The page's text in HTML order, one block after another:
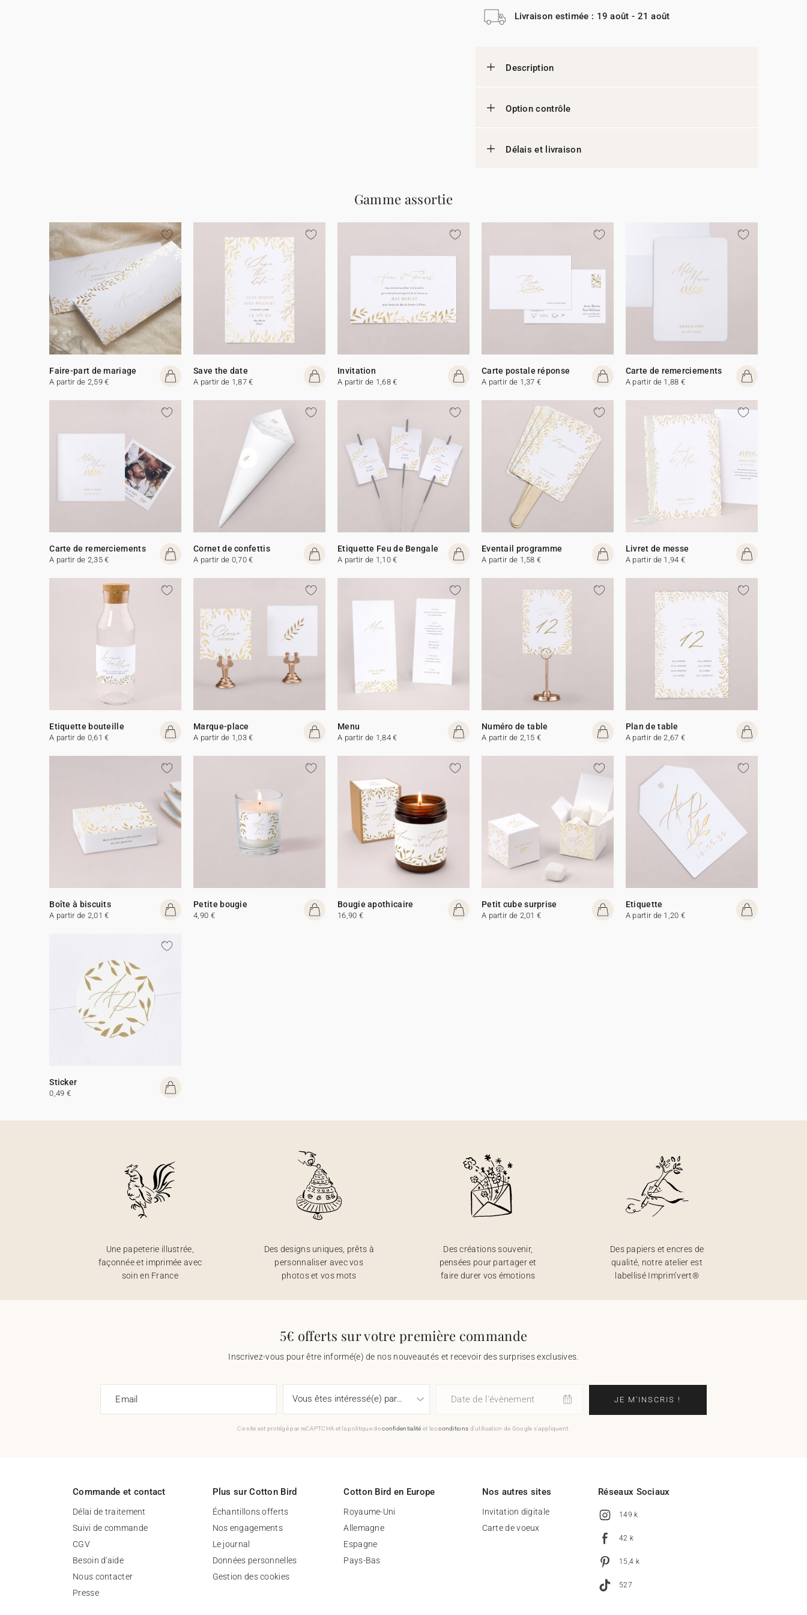
Livraison estimée : 19 août - 21 août
Description
Option contrôle
Délais et livraison
Gamme assortie
Faire-part de mariage
A partir de 2,59 €
Save the date
A partir de 1,87 €
Invitation
A partir de 1,68 €
Carte postale réponse
A partir de 1,37 €
Carte de remerciements
A partir de 1,88 €
Carte de remerciements
A partir de 2,35 €
Cornet de confettis
A partir de 0,70 €
Etiquette Feu de Bengale
A partir de 1,10 €
Eventail programme
A partir de 1,58 €
Livret de messe
A partir de 1,94 €
Etiquette bouteille
A partir de 0,61 €
Marque-place
A partir de 1,03 €
Menu
A partir de 1,84 €
Numéro de table
A partir de 2,15 €
Plan de table
A partir de 2,67 €
Boîte à biscuits
A partir de 2,01 €
Petite bougie
4,90 €
Bougie apothicaire
16,90 €
Petit cube surprise
A partir de 2,01 €
Etiquette
A partir de 1,20 €
Sticker
0,49 €
Une papeterie illustrée,
façonnée et imprimée avec
soin en France
Des designs uniques, prêts à
personnaliser avec vos
photos et vos mots
Des créations souvenir,
pensées pour partager et
faire durer vos émotions
Des papiers et encres de
qualité, notre atelier est
labellisé Imprim’vert®
5€ offerts sur votre première commande
Inscrivez-vous pour être informé(e) de nos nouveautés et recevoir des surprises exclusives.
Email Date de l'évènement JE M'INSCRIS !
Ce site est protégé par reCAPTCHA et la politique deconfidentialité et lesconditions d'utilisation de Google s'appliquent.
Commande et contact
Délai de traitement
Suivi de commande
CGV
Besoin d'aide
Nous contacter
Presse
Plus sur Cotton Bird
Échantillons offerts
Nos engagements
Le journal
Données personnelles
Gestion des cookies
Cotton Bird en Europe
Royaume-Uni
Allemagne
Espagne
Pays-Bas
Nos autres sites
Invitation digitale
Carte de voeux
Réseaux Sociaux
149 k
42 k
15,4 k
527